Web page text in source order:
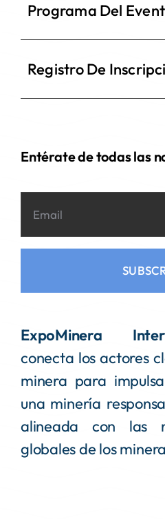
Programa Del
Registro De
Entérate de todas las
ExpoMinera
conecta los actores
minera para
una minería
alineada con las
globales de los